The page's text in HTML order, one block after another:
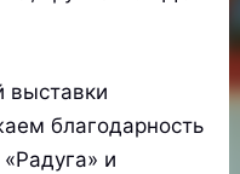
выставки
благодарность
и